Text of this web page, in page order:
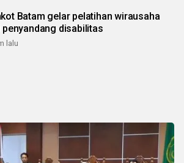
Batam gelar pelatihan wirausaha
penyandang disabilitas
lalu